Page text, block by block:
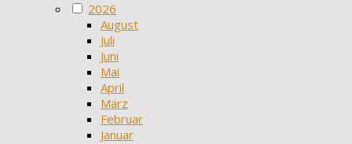
2026
August
Juli
Juni
Mai
April
März
Februar
Januar